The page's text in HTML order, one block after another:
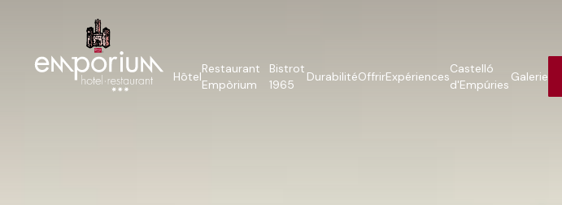
Hôtel
Restaurant
Empòrium
Bistrot
1965
DurabilitéOffrirExpériences
Castelló
d'Empúries
Galerie